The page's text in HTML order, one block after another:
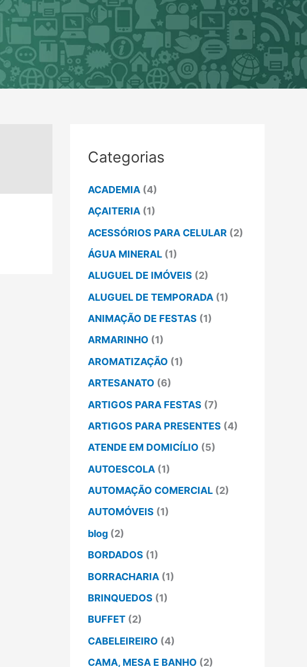
Categorias
ACADEMIA (4)
AÇAITERIA (1)
ACESSÓRIOS PARA CELULAR (2)
ÁGUA MINERAL (1)
ALUGUEL DE IMÓVEIS (2)
ALUGUEL DE TEMPORADA (1)
ANIMAÇÃO DE FESTAS (1)
ARMARINHO (1)
AROMATIZAÇÃO (1)
ARTESANATO (6)
ARTIGOS PARA FESTAS (7)
ARTIGOS PARA PRESENTES (4)
ATENDE EM DOMICÍLIO (5)
AUTOESCOLA (1)
AUTOMAÇÃO COMERCIAL (2)
AUTOMÓVEIS (1)
blog (2)
BORDADOS (1)
BORRACHARIA (1)
BRINQUEDOS (1)
BUFFET (2)
CABELEIREIRO (4)
CAMA, MESA E BANHO (2)